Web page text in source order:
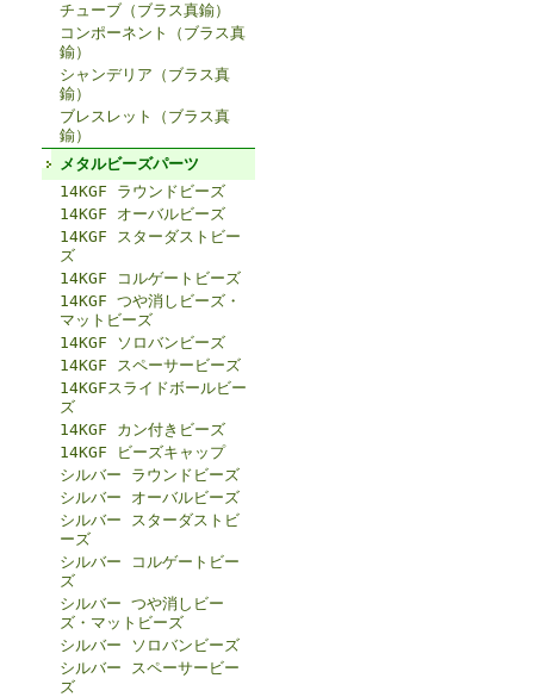
チューブ（ブラス真鍮）
コンポーネント（ブラス真
鍮）
シャンデリア（ブラス真
鍮）
ブレスレット（ブラス真
鍮）
メタルビーズパーツ
14KGF ラウンドビーズ
14KGF オーバルビーズ
14KGF スターダストビー
ズ
14KGF コルゲートビーズ
14KGF つや消しビーズ・
マットビーズ
14KGF ソロバンビーズ
14KGF スペーサービーズ
14KGFスライドボールビー
ズ
14KGF カン付きビーズ
14KGF ビーズキャップ
シルバー ラウンドビーズ
シルバー オーバルビーズ
シルバー スターダストビ
ーズ
シルバー コルゲートビー
ズ
シルバー つや消しビー
ズ・マットビーズ
シルバー ソロバンビーズ
シルバー スペーサービー
ズ